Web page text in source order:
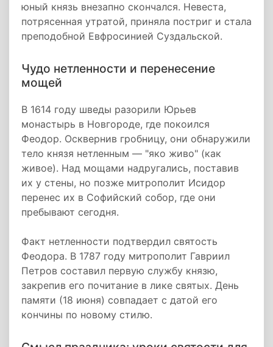
юный князь внезапно скончался. Невеста,
потрясенная утратой, приняла постриг и стала
преподобной Евфросинией Суздальской.
Чудо нетленности и перенесение
мощей
В 1614 году шведы разорили Юрьев
монастырь в Новгороде, где покоился
Феодор. Осквернив гробницу, они обнаружили
тело князя нетленным — "яко живо" (как
живое). Над мощами надругались, поставив
их у стены, но позже митрополит Исидор
перенес их в Софийский собор, где они
пребывают сегодня.
Факт нетленности подтвердил святость
Феодора. В 1787 году митрополит Гавриил
Петров составил первую службу князю,
закрепив его почитание в лике святых. День
памяти (18 июня) совпадает с датой его
кончины по новому стилю.